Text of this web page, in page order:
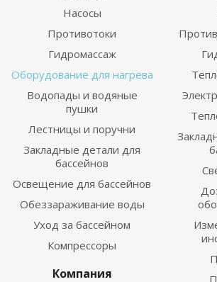
Насосы
Противотоки
Гидромассаж
Оборудование для нагрева
Водопады и водяные
пушки
Лестницы и поручни
Закладные детали для
бассейнов
Освещение для бассейнов
Обеззараживание воды
Уход за бассейном
Компрессоры
Компания